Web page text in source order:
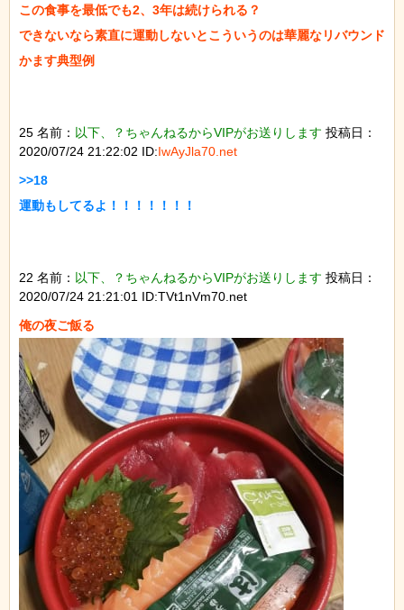
この食事を最低でも2、3年は続けられる？
できないなら素直に運動しないとこういうのは華麗なリバウンド
かます典型例
25 名前： 以下、？ちゃんねるからVIPがお送りします 投稿日：
2020/07/24 21:22:02 ID:IwAyJla70.net
>>18
運動もしてるよ！！！！！！！
22 名前： 以下、？ちゃんねるからVIPがお送りします 投稿日：
2020/07/24 21:21:01 ID:TVt1nVm70.net